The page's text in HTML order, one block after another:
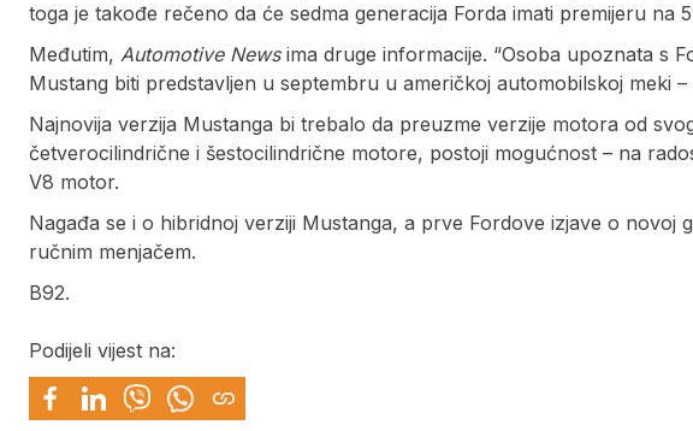
toga je takođe rečeno da će sedma generacija Forda imati premijeru na
Međutim, Automotive News ima druge informacije. “Osoba upoznata s
Mustang biti predstavljen u septembru u američkoj automobilskoj meki –
Najnovija verzija Mustanga bi trebalo da preuzme verzije motora od
četverocilindrične i šestocilindrične motore, postoji mogućnost – na
V8 motor.
Nagađa se i o hibridnoj verziji Mustanga, a prve Fordove izjave o novoj
ručnim menjačem.
B92.
Podijeli vijest na: